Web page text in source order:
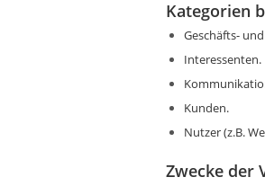
Kategorien
Geschäfts-
Interessenten.
Kunden.
Nutzer (z.B.
Zwecke der